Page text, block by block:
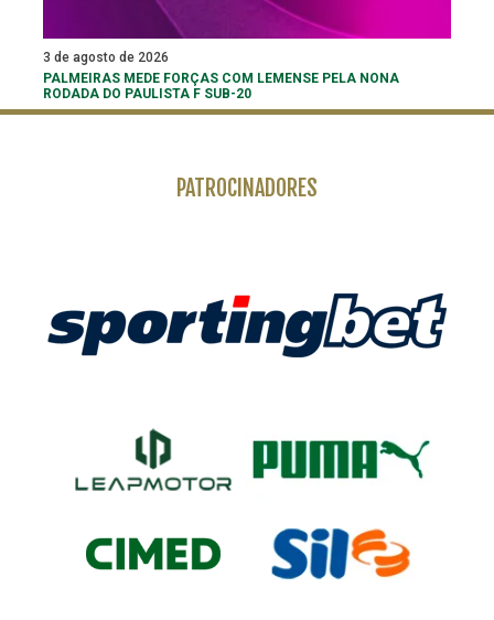
3 de agosto de 2026
PALMEIRAS MEDE FORÇAS COM LEMENSE PELA NONA
RODADA DO PAULISTA F SUB-20
PATROCINADORES